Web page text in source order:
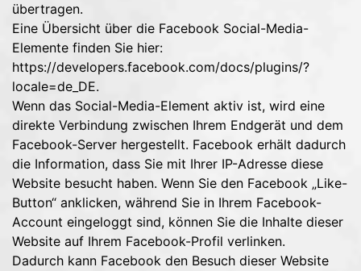
übertragen.
Eine Übersicht über die Facebook Social-Media-
Elemente finden Sie hier:
https://developers.facebook.com/docs/plugins/?
locale=de_DE.
Wenn das Social-Media-Element aktiv ist, wird eine
direkte Verbindung zwischen Ihrem Endgerät und dem
Facebook-Server hergestellt. Facebook erhält dadurch
die Information, dass Sie mit Ihrer IP-Adresse diese
Website besucht haben. Wenn Sie den Facebook „Like-
Button“ anklicken, während Sie in Ihrem Facebook-
Account eingeloggt sind, können Sie die Inhalte dieser
Website auf Ihrem Facebook-Profil verlinken.
Dadurch kann Facebook den Besuch dieser Website